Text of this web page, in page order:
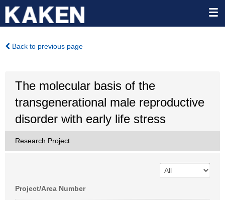
Back to previous page
The molecular basis of the
transgenerational male reproductive
disorder with early life stress
Research Project
Project/Area Number